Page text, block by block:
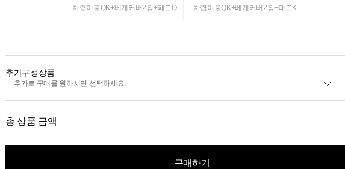
차렵이불QK+베개커버2장+패드Q 차렵이불QK+베개커버2장+패드K
추가구성상품
추가로 구매를 원하시면 선택하세요.
총 상품 금액
구매하기